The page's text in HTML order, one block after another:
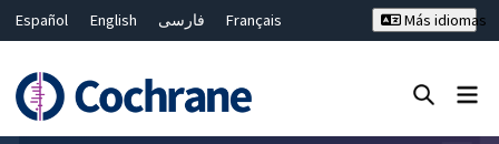
Español English فارسی
Français
Bahasa Malaysia
ไทย 繁體中文
Más idiomas